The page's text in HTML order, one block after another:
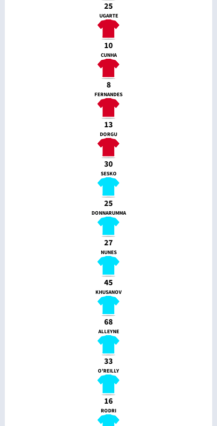
25
UGARTE
10
CUNHA
8
FERNANDES
13
DORGU
30
SESKO
25
DONNARUMMA
27
NUNES
45
KHUSANOV
68
ALLEYNE
33
O'REILLY
16
RODRI